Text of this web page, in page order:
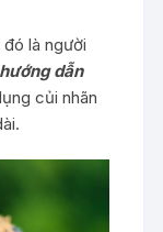
là người
hướng dẫn
củi nhãn